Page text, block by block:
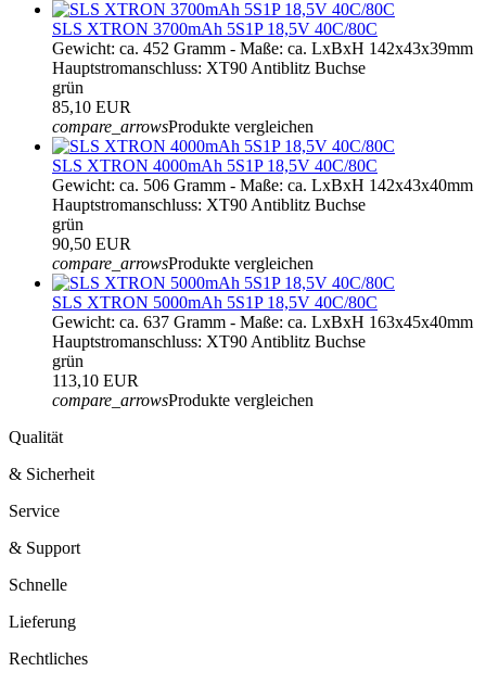
SLS XTRON 3700mAh 5S1P 18,5V 40C/80C
Gewicht: ca. 452 Gramm - Maße: ca. LxBxH 142x43x39mm
Hauptstromanschluss: XT90 Antiblitz Buchse
grün
85,10 EUR
compare_arrowsProdukte vergleichen
SLS XTRON 4000mAh 5S1P 18,5V 40C/80C
Gewicht: ca. 506 Gramm - Maße: ca. LxBxH 142x43x40mm
Hauptstromanschluss: XT90 Antiblitz Buchse
grün
90,50 EUR
compare_arrowsProdukte vergleichen
SLS XTRON 5000mAh 5S1P 18,5V 40C/80C
Gewicht: ca. 637 Gramm - Maße: ca. LxBxH 163x45x40mm
Hauptstromanschluss: XT90 Antiblitz Buchse
grün
113,10 EUR
compare_arrowsProdukte vergleichen
Qualität
& Sicherheit
Service
& Support
Schnelle
Lieferung
Rechtliches